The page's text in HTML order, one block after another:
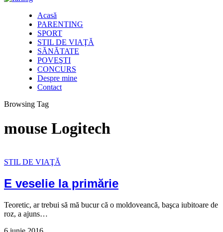
Acasă
PARENTING
SPORT
STIL DE VIAŢĂ
SĂNĂTATE
POVEŞTI
CONCURS
Despre mine
Contact
Browsing Tag
mouse Logitech
STIL DE VIAŢĂ
E veselie la primărie
Teoretic, ar trebui să mă bucur că o moldoveancă, başca iubitoare de
roz, a ajuns…